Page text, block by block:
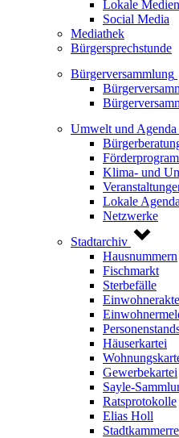
Lokale Medien
Social Media
Mediathek
Bürgersprechstunde
Bürgerversammlung
Umwelt und Agenda
Klima- und
Lokale
Netzwerke
Stadtarchiv
Hausnummern
Fischmarkt
Sterbefälle
Häuserkartei
Gewerbekartei
Sayle-
Ratsprotokolle
Elias Holl